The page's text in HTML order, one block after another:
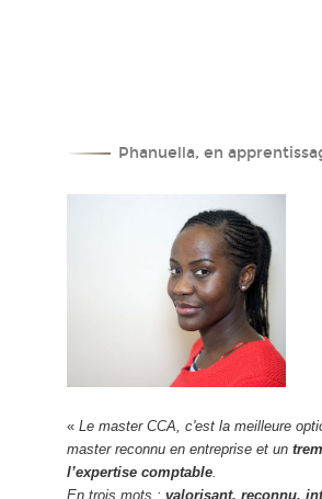
Phanuella, en
« Le master CCA, c'est la meilleure
master reconnu en entreprise et un
l’expertise comptable.
En trois mots : valorisant, reconnu,